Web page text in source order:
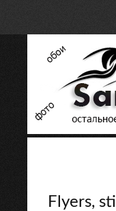
Flyers,